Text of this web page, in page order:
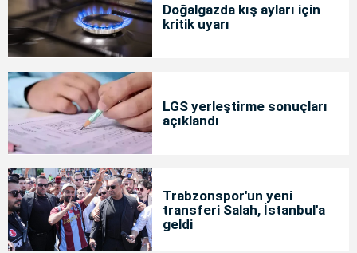
Doğalgazda kış ayları için
kritik uyarı
LGS yerleştirme sonuçları
açıklandı
Trabzonspor'un yeni
transferi Salah, İstanbul'a
geldi